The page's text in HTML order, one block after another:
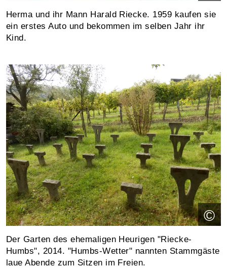
Herma und ihr Mann Harald Riecke. 1959 kaufen sie
ein erstes Auto und bekommen im selben Jahr ihr
Kind.
©
Der Garten des ehemaligen Heurigen "Riecke-
Humbs", 2014. "Humbs-Wetter" nannten Stammgäste
laue Abende zum Sitzen im Freien.